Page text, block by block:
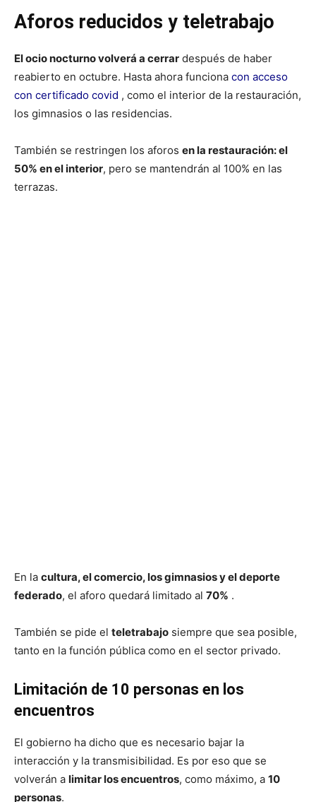
Aforos reducidos y teletrabajo
El ocio nocturno volverá a cerrar después de haber
reabierto en octubre. Hasta ahora funciona con acceso
con certificado covid , como el interior de la restauración,
los gimnasios o las residencias.
También se restringen los aforos en la restauración: el
50% en el interior, pero se mantendrán al 100% en las
terrazas.
En la cultura, el comercio, los gimnasios y el deporte
federado, el aforo quedará limitado al 70% .
También se pide el teletrabajo siempre que sea posible,
tanto en la función pública como en el sector privado.
Limitación de 10 personas en los
encuentros
El gobierno ha dicho que es necesario bajar la
interacción y la transmisibilidad. Es por eso que se
volverán a limitar los encuentros, como máximo, a 10
personas.